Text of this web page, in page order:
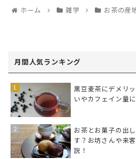
ホーム 雑学 お茶の産
月間人気ランキング
黒豆麦茶にデメリ
いやカフェイン量
お茶とお菓子の出
す？お坊さんや来
説！